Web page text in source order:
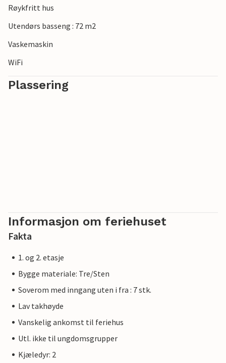
kulturskatter og gastronomiske høydepunkter.
Røykfritt hus
Utendørs basseng : 72 m2
Vaskemaskin
WiFi
Plassering
Informasjon om feriehuset
Fakta
1. og 2. etasje
Bygge materiale: Tre/Sten
Soverom med inngang uten i fra : 7 stk.
Lav takhøyde
Vanskelig ankomst til feriehus
Utl. ikke til ungdomsgrupper
Kjæledyr: 2